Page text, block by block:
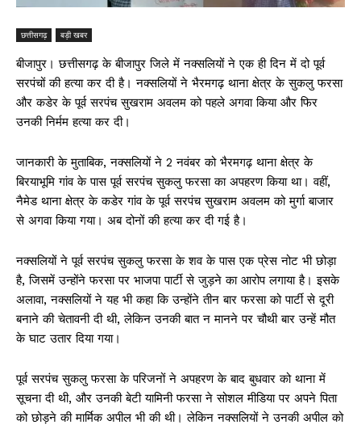
छत्तीसगढ़ बड़ी खबर
बीजापुर। छत्तीसगढ़ के बीजापुर जिले में नक्सलियों ने एक ही दिन में दो पूर्व
सरपंचों की हत्या कर दी है। नक्सलियों ने भैरमगढ़ थाना क्षेत्र के सुकलु फरसा
और कडेर के पूर्व सरपंच सुखराम अवलम को पहले अगवा किया और फिर
उनकी निर्मम हत्या कर दी।
जानकारी के मुताबिक, नक्सलियों ने 2 नवंबर को भैरमगढ़ थाना क्षेत्र के
बिरयाभूमि गांव के पास पूर्व सरपंच सुकलु फरसा का अपहरण किया था। वहीं,
नैमेड थाना क्षेत्र के कडेर गांव के पूर्व सरपंच सुखराम अवलम को मुर्गा बाजार
से अगवा किया गया। अब दोनों की हत्या कर दी गई है।
नक्सलियों ने पूर्व सरपंच सुकलु फरसा के शव के पास एक प्रेस नोट भी छोड़ा
है, जिसमें उन्होंने फरसा पर भाजपा पार्टी से जुड़ने का आरोप लगाया है। इसके
अलावा, नक्सलियों ने यह भी कहा कि उन्होंने तीन बार फरसा को पार्टी से दूरी
बनाने की चेतावनी दी थी, लेकिन उनकी बात न मानने पर चौथी बार उन्हें मौत
के घाट उतार दिया गया।
पूर्व सरपंच सुकलु फरसा के परिजनों ने अपहरण के बाद बुधवार को थाना में
सूचना दी थी, और उनकी बेटी यामिनी फरसा ने सोशल मीडिया पर अपने पिता
को छोड़ने की मार्मिक अपील भी की थी। लेकिन नक्सलियों ने उनकी अपील को